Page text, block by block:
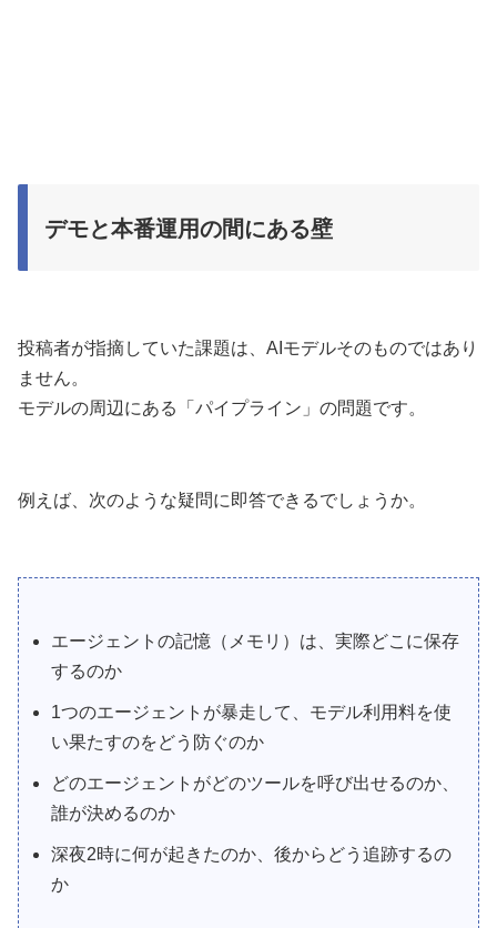
デモと本番運用の間にある壁
投稿者が指摘していた課題は、AIモデルそのものではあり
ません。
モデルの周辺にある「パイプライン」の問題です。
例えば、次のような疑問に即答できるでしょうか。
エージェントの記憶（メモリ）は、実際どこに保存
するのか
1つのエージェントが暴走して、モデル利用料を使
い果たすのをどう防ぐのか
どのエージェントがどのツールを呼び出せるのか、
誰が決めるのか
深夜2時に何が起きたのか、後からどう追跡するの
か